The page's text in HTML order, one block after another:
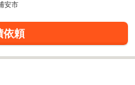
安市
依頼